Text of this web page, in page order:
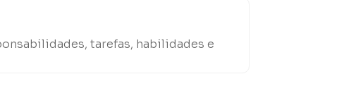
tarefas, habilidades e